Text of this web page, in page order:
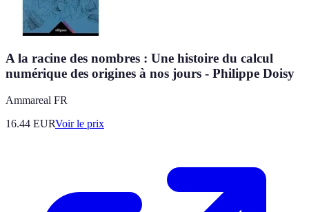
A la racine des nombres : Une histoire du calcul
numérique des origines à nos jours - Philippe Doisy
Ammareal FR
16.44 EURVoir le prix